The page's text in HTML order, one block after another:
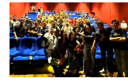
Program